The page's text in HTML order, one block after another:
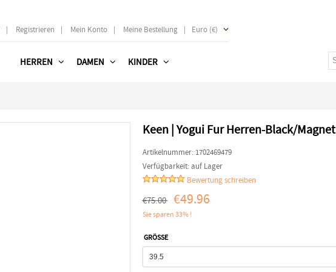
| Registrieren | Mein Konto | Meine Bestellung | Euro (€)
HERREN DAMEN KINDER
Keen | Yogui Fur Herren-Black/Magnet
Artikelnummer: 1702469479
Verfügbarkeit:auf Lager
Bewertung schreiben
€75.00 €49.96
Sie sparen 33% !
GRÖSSE